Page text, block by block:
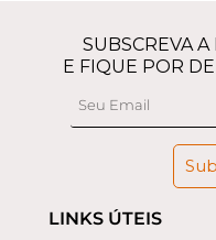
LINKS ÚTEIS
SUBSCREVA A
E FIQUE POR